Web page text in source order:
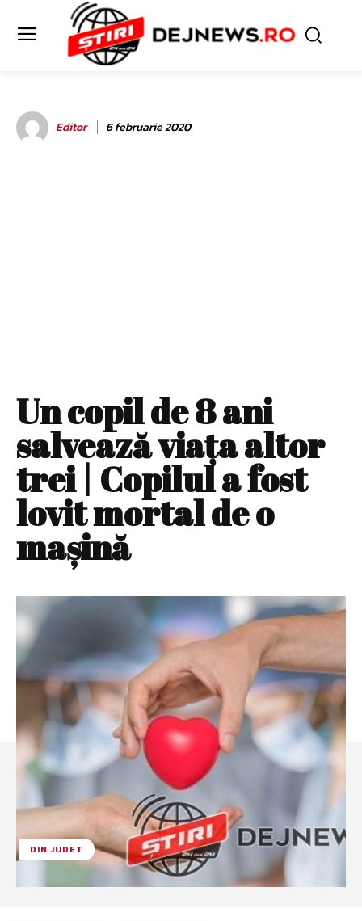
Editor 6 februarie 2020
Un copil de 8 ani
salvează viaţa altor
trei | Copilul a fost
lovit mortal de o
maşină
DIN JUDET